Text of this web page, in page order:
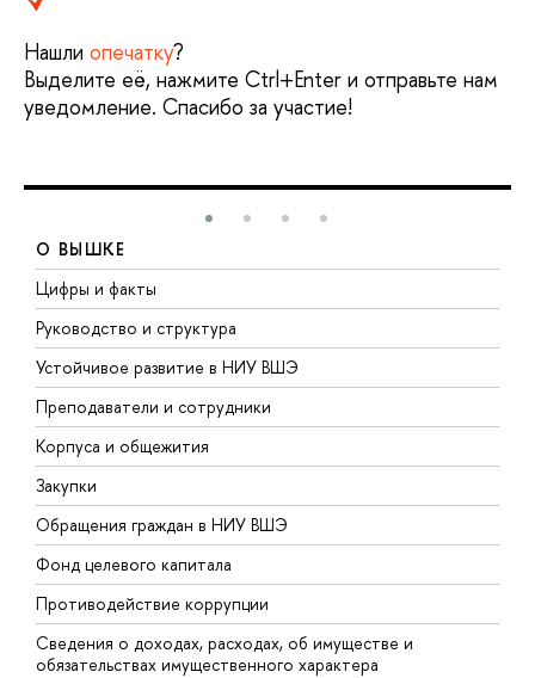
Нашли опечатку?
Выделите её, нажмите Ctrl+Enter и отправьте нам
уведомление. Спасибо за участие!
О ВЫШКЕ
Цифры и факты
Руководство и структура
Устойчивое развитие в НИУ ВШЭ
Преподаватели и сотрудники
Корпуса и общежития
Закупки
Обращения граждан в НИУ ВШЭ
Фонд целевого капитала
Противодействие коррупции
Сведения о доходах, расходах, об имуществе и
обязательствах имущественного характера